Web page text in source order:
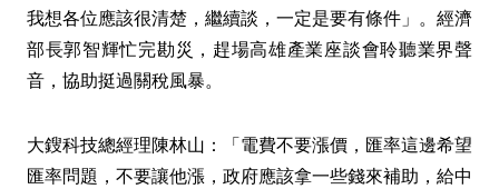
我想各位應該很清楚，繼續談，一定是要有條件」。經濟
部長郭智輝忙完勘災，趕場高雄產業座談會聆聽業界聲
音，協助挺過關稅風暴。
大鎪科技總經理陳林山：「電費不要漲價，匯率這邊希望
匯率問題，不要讓他漲，政府應該拿一些錢來補助，給中